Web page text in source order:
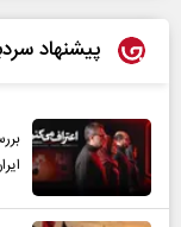
پیشنهاد